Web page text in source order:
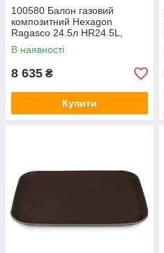
100580 Балон газовий
композитний Hexagon
Ragasco 24.5л HR24.5L,
пропан/бутан 10кг/12кг,
20бар, вентиль Shell
В наявності
8 635 ₴
Купити